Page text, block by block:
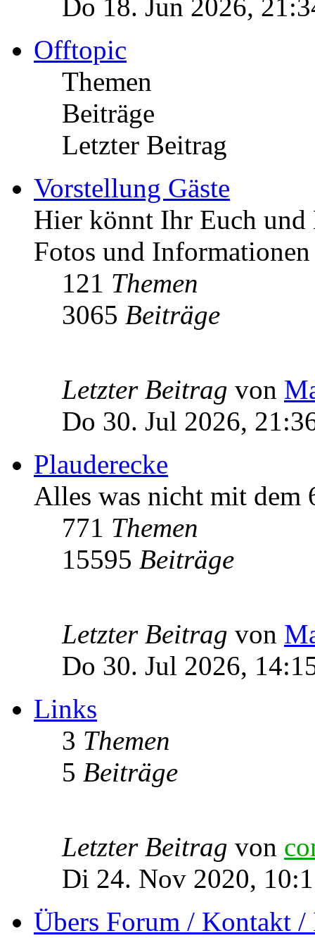
Do 18. Jun 2026,
Offtopic
Themen
Beiträge
Letzter Beitrag
Vorstellung Gäste
Hier könnt Ihr Euch und
Fotos und Informationen
121 Themen
3065 Beiträge
Letzter Beitrag von
Do 30. Jul 2026,
Plauderecke
Alles was nicht mit dem
771 Themen
15595 Beiträge
Letzter Beitrag von
Do 30. Jul 2026,
Links
3 Themen
5 Beiträge
Letzter Beitrag von
Di 24. Nov 2020,
Übers Forum / Kontakt /